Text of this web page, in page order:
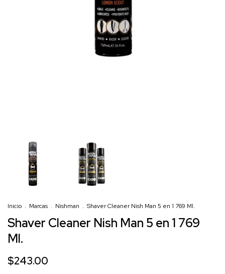
Inicio . Marcas . Nishman . Shaver Cleaner Nish Man 5 en 1 769 Ml.
Shaver Cleaner Nish Man 5 en 1 769
Ml.
$243.00